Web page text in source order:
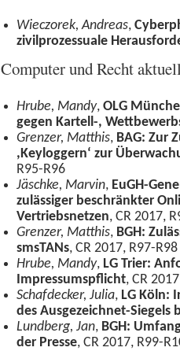
Wieczorek, Andreas,
zivilprozessuale
Computer und Recht
Hrube, Mandy, OLG
gegen Kartell-,
Grenzer, Matthis, BAG: Zur
,Keyloggern‘ zur
R95-R96
Jäschke, Marvin, EuGH-
zulässiger beschränkter
Vertriebsnetzen, CR 2017,
Grenzer, Matthis, BGH:
smsTANs, CR 2017, R97-R98
Hrube, Mandy, LG Trier:
Impressumspflicht, CR
Schafdecker, Julia, LG Köln:
des Ausgezeichnet-Siegels
Lundberg, Jan, BGH:
der Presse, CR 2017, R99-